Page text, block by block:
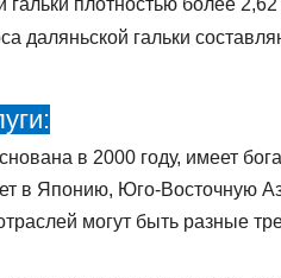
гальки плотностью более 2,62
даляньской гальки
в 2000 году, имеет
в Японию, Юго-Восточную
могут быть разные